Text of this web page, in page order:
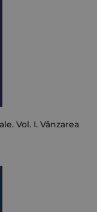
Vol. I. Vânzarea